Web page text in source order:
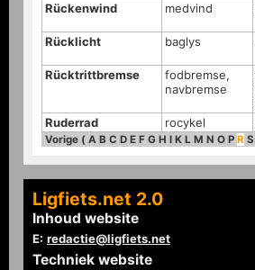
Rückenwind
medvind
Rücklicht
baglys
Rücktrittbremse
fodbremse,
navbremse
Ruderrad rocykel
Vorige ( A B C D E F G H I K L M N O P R S
Ligfiets.net 2.0
Inhoud website
E: redactie@ligfiets.net
Techniek website